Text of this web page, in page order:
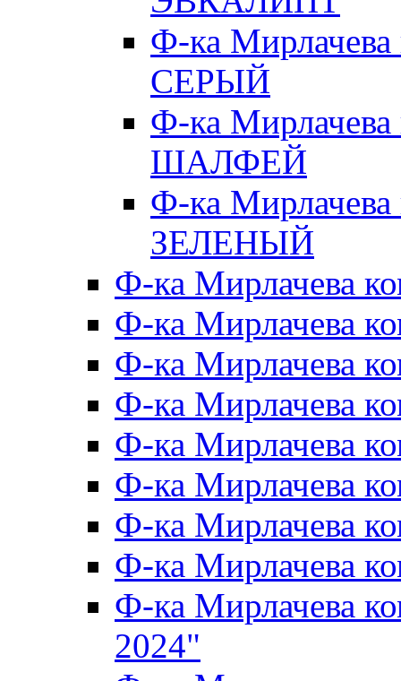
Ф-ка
СЕРЫЙ
Ф-ка
ШАЛФЕЙ
Ф-ка
ЗЕЛЕНЫЙ
Ф-ка Мирлачева
Ф-ка Мирлачева
Ф-ка Мирлачева
Ф-ка Мирлачева
Ф-ка Мирлачева
Ф-ка Мирлачева
Ф-ка Мирлачева
Ф-ка Мирлачева
Ф-ка Мирлачева
2024"